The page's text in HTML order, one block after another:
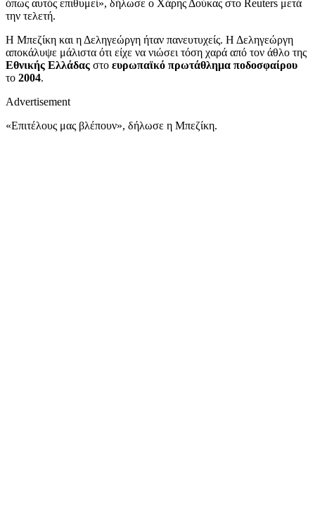
όπως αυτός επιθυμεί», δήλωσε ο Χάρης Δούκας στο Reuters μετά
την τελετή.
Η Μπεζίκη και η Δεληγεώργη ήταν πανευτυχείς. Η Δεληγεώργη
αποκάλυψε μάλιστα ότι είχε να νιώσει τόση χαρά από τον άθλο της
Εθνικής Ελλάδας στο ευρωπαϊκό πρωτάθλημα ποδοσφαίρου
το 2004.
Advertisement
«Επιτέλους μας βλέπουν», δήλωσε η Μπεζίκη.